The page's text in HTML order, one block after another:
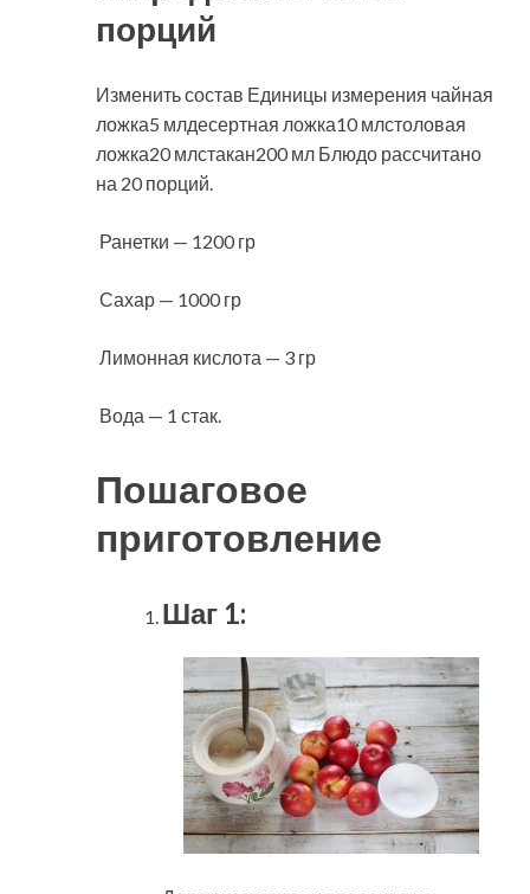
порций
Изменить состав Единицы измерения чайная
ложка5 млдесертная ложка10 млстоловая
ложка20 млстакан200 мл Блюдо рассчитано
на 20 порций.
Ранетки — 1200 гр
Сахар — 1000 гр
Лимонная кислота — 3 гр
Вода — 1 стак.
Пошаговое
приготовление
Шаг 1: